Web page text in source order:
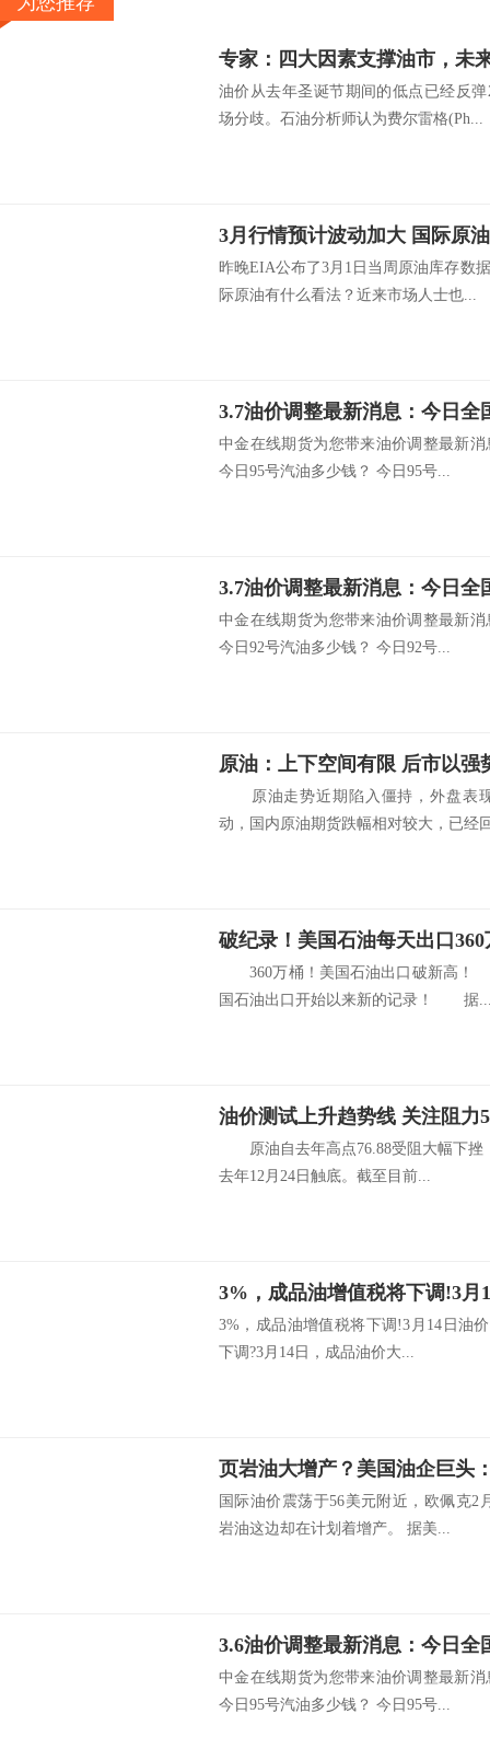
油价从去年圣诞节期间的低点已经反
场分歧。石油分析师认为费尔雷格(Ph...
昨晚EIA公布了3月1日当周原油库存数
际原油有什么看法？近来市场人士也...
中金在线期货为您带来油价调整最新
今日95号汽油多少钱？ 今日95号...
中金在线期货为您带来油价调整最新
今日92号汽油多少钱？ 今日92号...
原油：上下空间有限 后市以强
原油走势近期陷入僵持，外盘表
动，国内原油期货跌幅相对较大，已经
360万桶！美国石油出口破新高！
国石油出口开始以来新的记录！ 据
油价测试上升趋势线 关注阻力
原油自去年高点76.88受阻大幅下挫
去年12月24日触底。截至目前...
3%，成品油增值税将下调!3月14日油
下调?3月14日，成品油价大...
页岩油大增产？美国油企巨头
国际油价震荡于56美元附近，欧佩克2
岩油这边却在计划着增产。 据美...
中金在线期货为您带来油价调整最新
今日95号汽油多少钱？ 今日95号...